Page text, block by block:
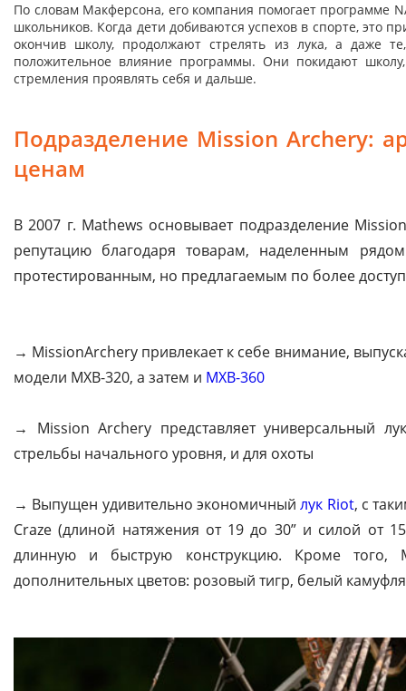
По словам Макферсона, его компания помогает программе
школьников. Когда дети добиваются успехов в спорте, это
окончив школу, продолжают стрелять из лука, а даже
положительное влияние программы. Они покидают
стремления проявлять себя и дальше.
Подразделение Mission Archery:
ценам
В 2007 г. Mathews основывает подразделение
репутацию благодаря товарам, наделенным
протестированным, но предлагаемым по более
→ MissionArchery привлекает к себе внимание,
модели MXB-320, а затем и MXB-360
→ Mission Archery представляет универсальный
стрельбы начального уровня, и для охоты
→ Выпущен удивительно экономичныйлук Riot, с
Craze (длиной натяжения от 19 до 30” и силой от
длинную и быструю конструкцию. Кроме того,
дополнительных цветов: розовый тигр, белый